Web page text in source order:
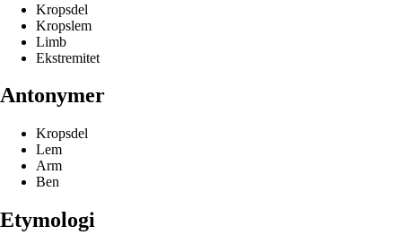
Kropsdel
Kropslem
Limb
Ekstremitet
Antonymer
Kropsdel
Lem
Arm
Ben
Etymologi